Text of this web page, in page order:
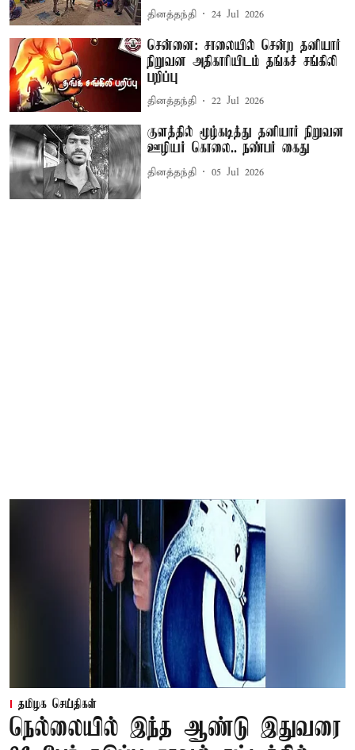
தினத்தந்தி 24 Jul 2026
சென்னை: சாலையில் சென்ற தனியார்
நிறுவன அதிகாரியிடம் தங்கச் சங்கிலி
பறிப்பு
தினத்தந்தி 22 Jul 2026
குளத்தில் மூழ்கடித்து தனியார் நிறுவன
ஊழியர் கொலை.. நண்பர் கைது
தினத்தந்தி 05 Jul 2026
தமிழக செய்திகள்
நெல்லையில் இந்த ஆண்டு இதுவரை